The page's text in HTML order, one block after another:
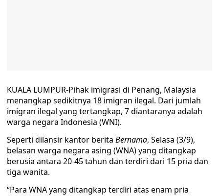
KUALA LUMPUR-Pihak imigrasi di Penang, Malaysia
menangkap sedikitnya 18 imigran ilegal. Dari jumlah
imigran ilegal yang tertangkap, 7 diantaranya adalah
warga negara Indonesia (WNI).
Seperti dilansir kantor berita Bernama, Selasa (3/9),
belasan warga negara asing (WNA) yang ditangkap
berusia antara 20-45 tahun dan terdiri dari 15 pria dan
tiga wanita.
“Para WNA yang ditangkap terdiri atas enam pria